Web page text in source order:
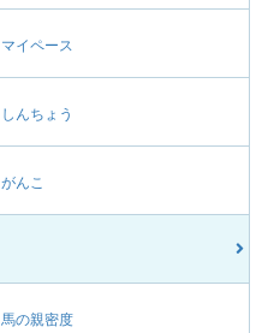
マイペース
しんちょう
がんこ
馬の親密度